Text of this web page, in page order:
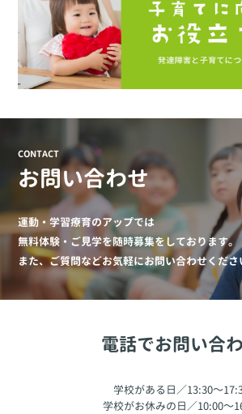
CONTACT
お問い合わせ
運動・学習療育のアップでは
無料体験・ご見学を随時募集をしております。
また、ご質問などお気軽にお問い合わせくださ
電話でお問い合
学校がある日／13:30～
学校がお休みの日／10:00～